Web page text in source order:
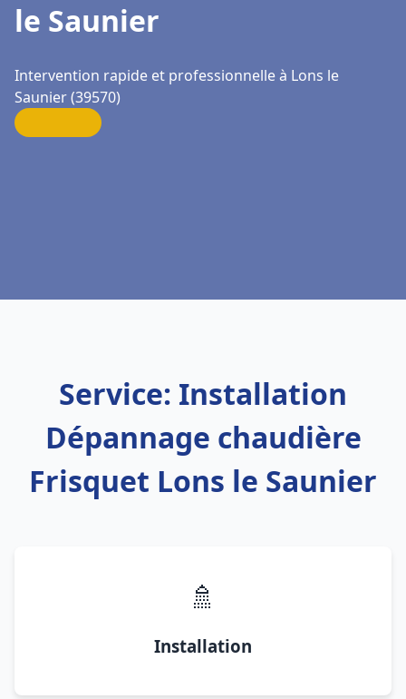
le Saunier
Intervention rapide et professionnelle à Lons le
Saunier (39570)
Service: Installation
Dépannage chaudière
Frisquet Lons le Saunier
🚿
Installation